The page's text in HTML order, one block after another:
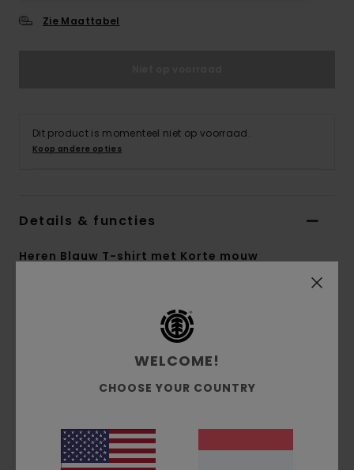
Zie Maattabel
Dit product is momenteel niet op voorraad.
Koop andere opties
Details & functies
Heren Blauw T-shirt met Korte mouw
Element x Timber-collectie
100% biologisch katoenen jerseystof [180
pasvorm:normale pasvorm
Halslijn:Ronde hals
WELCOME!
CHOOSE YOUR COUNTRY